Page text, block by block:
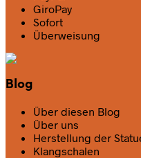
GiroPay
Sofort
Überweisung
Blog
Über diesen Blog
Über uns
Herstellung der
Klangschalen